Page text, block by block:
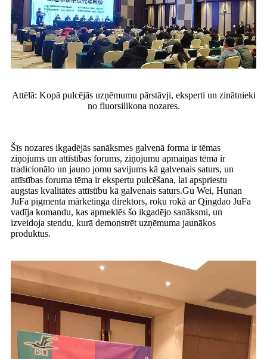
Attēlā: Kopā pulcējās uzņēmumu pārstāvji, eksperti un zinātnieki
no fluorsilikona nozares.
Šīs nozares ikgadējās sanāksmes galvenā forma ir tēmas
ziņojums un attīstības forums, ziņojumu apmaiņas tēma ir
tradicionālo un jauno jomu savijums kā galvenais saturs, un
attīstības foruma tēma ir ekspertu pulcēšana, lai apspriestu
augstas kvalitātes attīstību kā galvenais saturs.Gu Wei, Hunan
JuFa pigmenta mārketinga direktors, roku rokā ar Qingdao JuFa
vadīja komandu, kas apmeklēs šo ikgadējo sanāksmi, un
izveidoja stendu, kurā demonstrēt uzņēmuma jaunākos
produktus.